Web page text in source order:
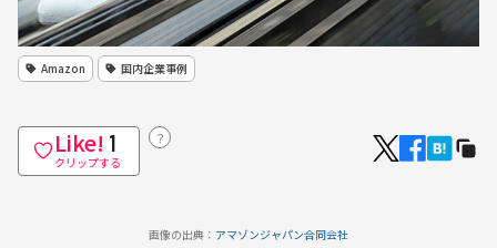
Amazon 国内企業事例
Like! 1
クリップする
？
画像の出典： アマゾンジャパン合同会社